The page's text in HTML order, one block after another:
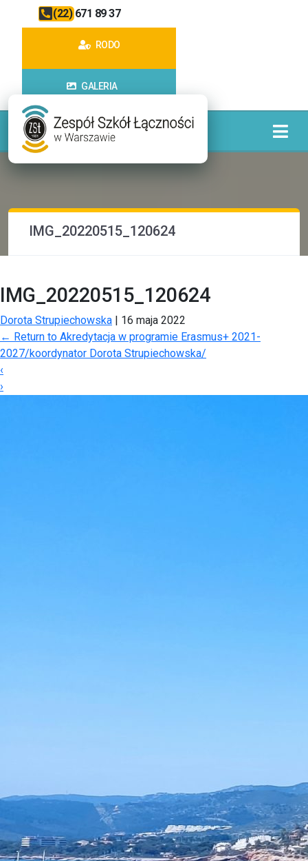
(22) 671 89 37
RODO
GALERIA
IMG_20220515_120624
IMG_20220515_120624
Dorota Strupiechowska | 16 maja 2022
← Return to Akredytacja w programie Erasmus+ 2021-
2027/koordynator Dorota Strupiechowska/
‹
›